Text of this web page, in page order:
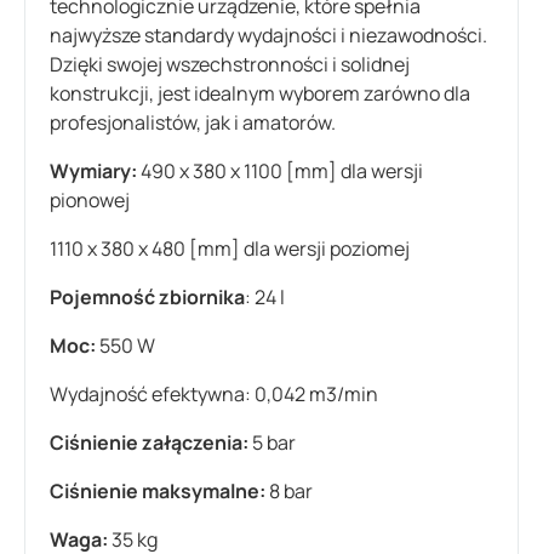
technologicznie urządzenie, które spełnia
najwyższe standardy wydajności i niezawodności.
Dzięki swojej wszechstronności i solidnej
konstrukcji, jest idealnym wyborem zarówno dla
profesjonalistów, jak i amatorów.
Wymiary:490 x 380 x 1100 [mm] dla wersji
pionowej
1110 x 380 x 480 [mm] dla wersji poziomej
Pojemność zbiornika: 24 l
Moc: 550 W
Wydajność efektywna: 0,042 m3/min
Ciśnienie załączenia: 5 bar
Ciśnienie maksymalne: 8 bar
Waga: 35 kg